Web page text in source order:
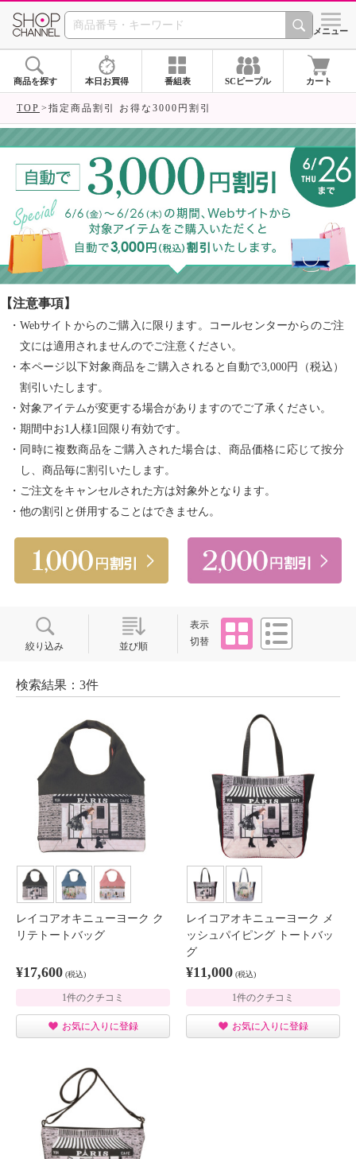
SHOP CHANNEL ショッ
メニュー
商品を探す 本日お買得 番組表 SCピープル カート
TOP 指定商品割引 お得な3000円割引
【注意事項】
・Webサイトからのご購入に限ります。コールセンターからのご注
文には適用されませんのでご注意ください。
・本ページ以下対象商品をご購入されると自動で3,000円（税込）
割引いたします。
・対象アイテムが変更する場合がありますのでご了承ください。
・期間中お1人様1回限り有効です。
・同時に複数商品をご購入された場合は、商品価格に応じて按分
し、商品毎に割引いたします。
・ご注文をキャンセルされた方は対象外となります。
・他の割引と併用することはできません。
絞り込み 並び順
表示
切替
タイル
検索結果：3件
レイコアオキニューヨーク ク
リテトートバッグ
¥17,600 (税込)
1件のクチコミ
お気に入りに登録
レイコアオキニューヨーク メ
ッシュパイピング トートバッ
グ
¥11,000 (税込)
1件のクチコミ
お気に入りに登録